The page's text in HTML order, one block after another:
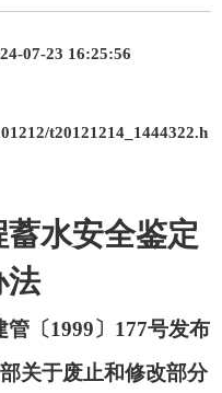
07-23 16:25:56
t20121214_1444322.h
水安全鉴定
法
管〔1999〕177号发布
关于废止和修改部分